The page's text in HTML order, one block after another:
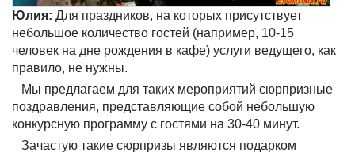
Юлия: Для праздников, на которых присутствует
небольшое количество гостей (например, 10-15
человек на дне рождения в кафе) услуги ведущего, как
правило, не нужны.
Мы предлагаем для таких мероприятий сюрпризные
поздравления, представляющие собой небольшую
конкурсную программу с гостями на 30-40 минут.
Зачастую такие сюрпризы являются подарком